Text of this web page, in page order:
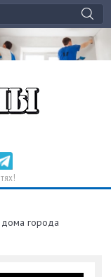
дома города